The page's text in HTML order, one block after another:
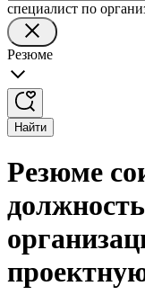
специалист по
Резюме
Найти
Резюме